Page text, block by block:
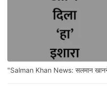
"Salman Khan News: सलमान खानने